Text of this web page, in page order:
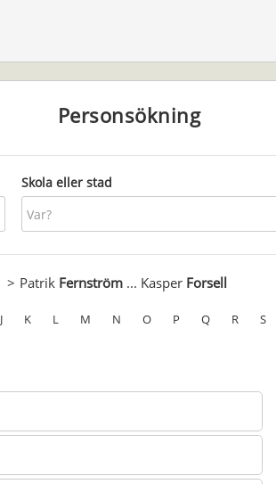
Personsökning
Skola eller stad
Patrik Fernström... Kasper Forsell
J K L M N O P Q R S